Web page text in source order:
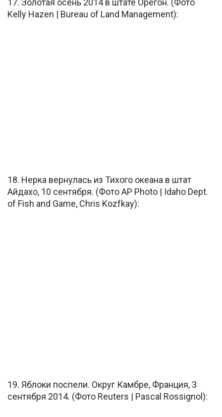
17. Золотая осень 2014 в штате Орегон. (Фото
Kelly Hazen | Bureau of Land Management):
18. Нерка вернулась из Тихого океана в штат
Айдахо, 10 сентября. (Фото AP Photo | Idaho Dept.
of Fish and Game, Chris Kozfkay):
19. Яблоки поспели. Округ Камбре, Франция, 3
сентября 2014. (Фото Reuters | Pascal Rossignol):